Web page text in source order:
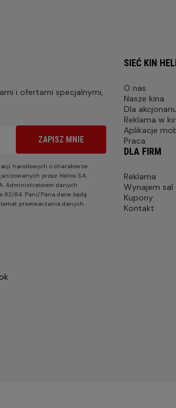
i ofertami specjalnymi,
ZAPISZ MNIE
handlowych o charakterze
przez Helios S.A.
Administratorem danych
82/84. Pani/Pana dane będą
przetwarzania danych
SIEĆ KIN
O nas
Nasze kina
Dla
Reklama w
Aplikacje
Praca
DLA FIRM
Reklama
Wynajem sal
Kupony
Kontakt